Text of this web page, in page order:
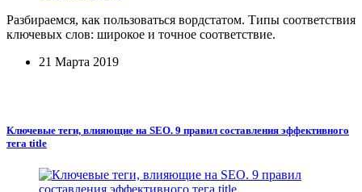
Разбираемся, как пользоваться вордстатом. Типы соответствия
ключевых слов: широкое и точное соответствие.
21 Марта 2019
Ключевые теги, влияющие на SEO. 9 правил составления эффективного
тега title